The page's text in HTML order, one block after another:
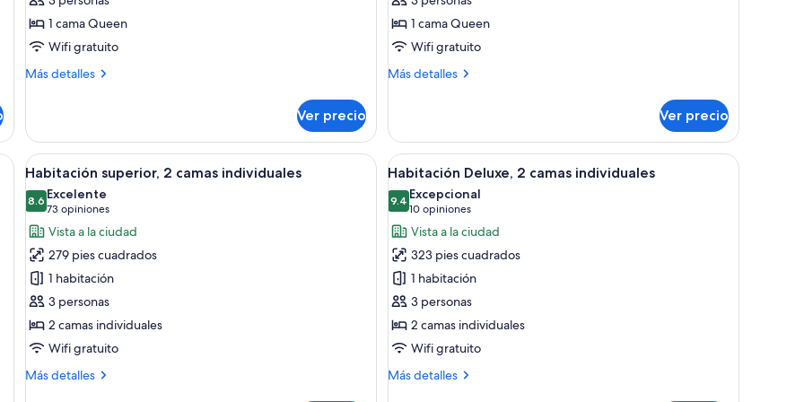
1 cama Queen
Wifi gratuito
Más detalles
Más
junior
Ver precio
1 cama Queen
Wifi gratuito
Más detalles
Más
Deluxe
Ver precio
con sofá, una mesita redonda, cama, televisor y espejo.
Abrir
todas
las
fotos
de
Habitación
superior,
2
camas
individuales
Una habitación de hotel moderna con un gran ventanal, una cama, una mesita de noche y una lámpara colgante.
7
Habitación superior, 2 camas individuales
8.68.6 de 10
Excelente
73 opiniones
(73
opiniones)
Vista a la ciudad
279 pies cuadrados
1 habitación
3 personas
2 camas individuales
Wifi gratuito
Más detalles
Más
Abrir
todas
las
fotos
de
Habitación
Deluxe,
2
camas
individuales
Habitación Deluxe, 2 camas individuales |
5
Habitación Deluxe, 2 camas individuales
9.49.4 de 10
Excepcional
10 opiniones
(10
opiniones)
Vista a la ciudad
323 pies cuadrados
1 habitación
3 personas
2 camas individuales
Wifi gratuito
Más detalles
Más